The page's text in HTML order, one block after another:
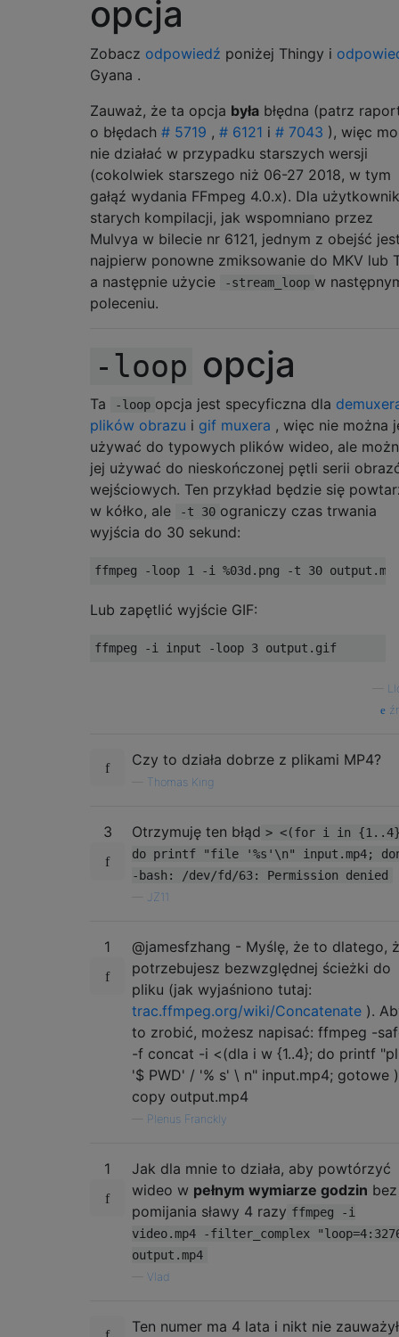
opcja
Zobacz odpowiedź poniżej Thingy i
Gyana .
Zauważ, że ta opcja była błędna (patrz
o błędach # 5719 , # 6121 i # 7043 ), więc
nie działać w przypadku starszych wersji
(cokolwiek starszego niż 06-27 2018, w tym
gałąź wydania FFmpeg 4.0.x). Dla
starych kompilacji, jak wspomniano przez
Mulvya w bilecie nr 6121, jednym z obejść
najpierw ponowne zmiksowanie do MKV lub
a następnie użycie
-stream_loop w
poleceniu.
-loop opcja
Ta -loop opcja jest specyficzna dla
plików obrazu i gif muxera , więc nie można
używać do typowych plików wideo, ale
jej używać do nieskończonej pętli serii
wejściowych. Ten przykład będzie się
w kółko, ale
-t 30 ograniczy czas trwania
wyjścia do 30 sekund:
Lub zapętlić wyjście GIF:
Czy to działa dobrze z plikami MP4?
Thomas King
3 Otrzymuję ten błąd > <(for i in
do printf "file '%s'\n" input.mp4;
-bash: /dev/fd/63: Permission denied
JZ11
1
@jamesfzhang - Myślę, że to dlatego,
potrzebujesz bezwzględnej ścieżki do
pliku (jak wyjaśniono tutaj:
trac.ffmpeg.org/wiki/Concatenate ).
to zrobić, możesz napisać: ffmpeg -
-f concat -i <(dla i w {1..4}; do printf
'$ PWD' / '% s' \ n" input.mp4; gotowe
copy output.mp4
Plenus Franckly
1
Jak dla mnie to działa, aby powtórzyć
wideo w pełnym wymiarze godzin bez
pomijania sławy 4 razy ffmpeg -i
video.mp4 -filter_complex
output.mp4
Vlad
Ten numer ma 4 lata i nikt nie